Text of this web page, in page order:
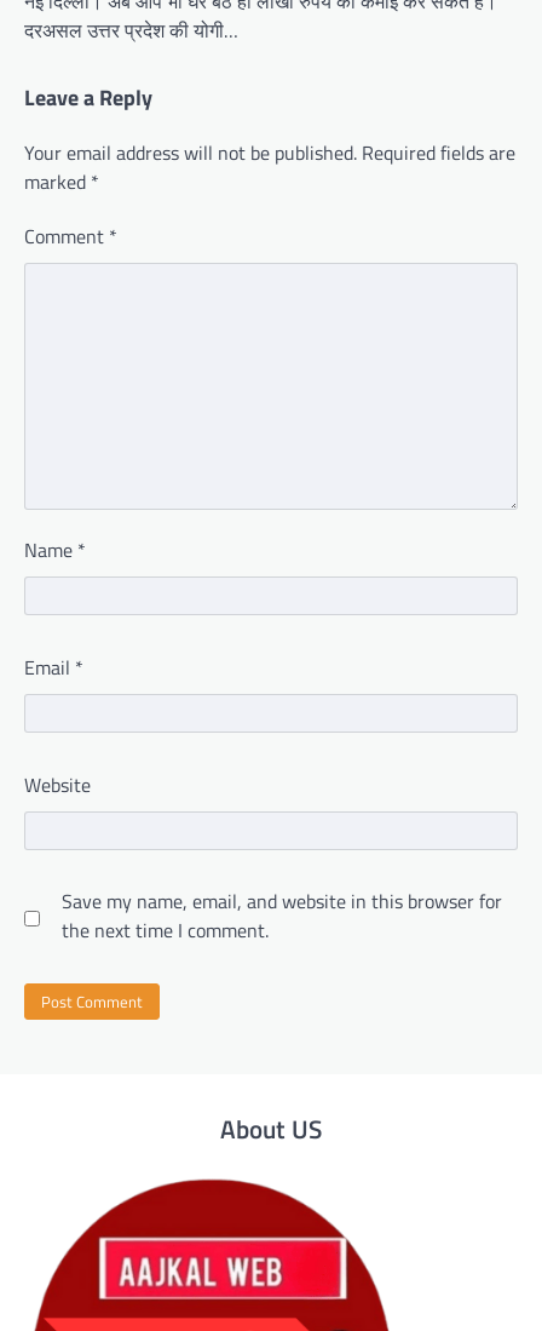
दरअसल उत्तर प्रदेश की योगी…
Leave a Reply
Your email address will not be published. Required fields are
marked *
Comment *
Name *
Email *
Website
Save my name, email, and website in this browser for
the next time I comment.
About US